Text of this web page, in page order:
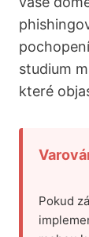
studium
které
Pokud